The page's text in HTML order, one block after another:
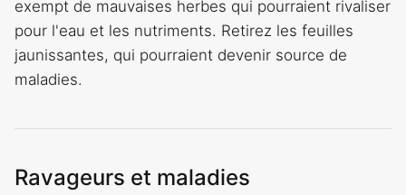
exempt de mauvaises herbes qui pourraient rivaliser
pour l'eau et les nutriments. Retirez les feuilles
jaunissantes, qui pourraient devenir source de
maladies.
Ravageurs et maladies